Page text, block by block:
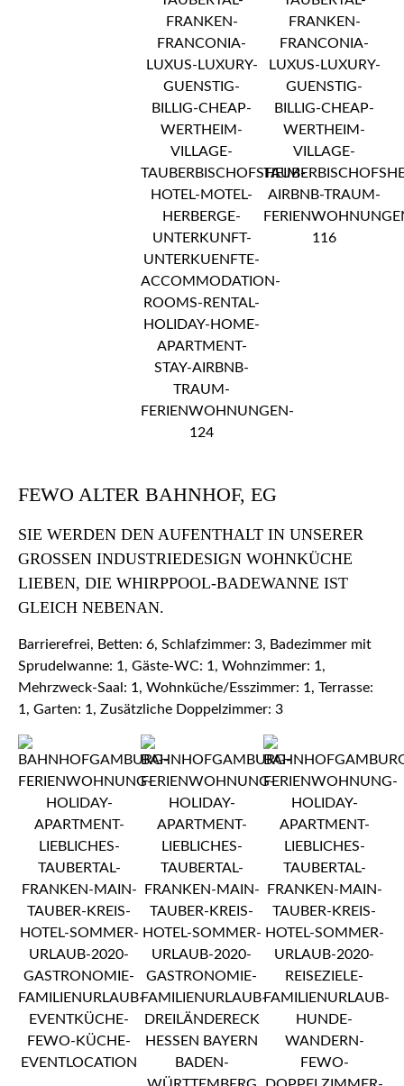
FEWO ALTER BAHNHOF, EG
SIE WERDEN DEN AUFENTHALT IN UNSERER
GROSSEN INDUSTRIEDESIGN WOHNKÜCHE L
IEBEN, DIE WHIRPPOOL-BADEWANNE IST G
LEICH NEBENAN.
Barrierefrei, Betten: 6, Schlafzimmer: 3, Badezimmer mit
Sprudelwanne: 1, Gäste-WC: 1, Wohnzimmer: 1,
Mehrzweck-Saal: 1, Wohnküche/Esszimmer: 1, Terrasse:
1, Garten: 1, Zusätzliche Doppelzimmer: 3